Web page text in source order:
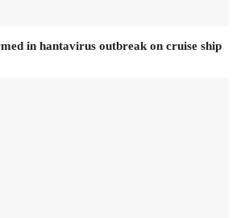
in hantavirus outbreak on cruise ship